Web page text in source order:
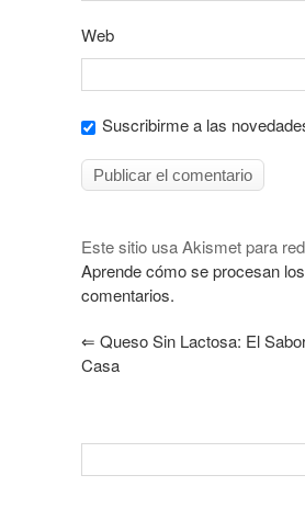
Web
Suscribirme a las
Este sitio usa Akismet para
Aprende cómo se procesan
comentarios.
⇐ Queso Sin Lactosa: El
Casa